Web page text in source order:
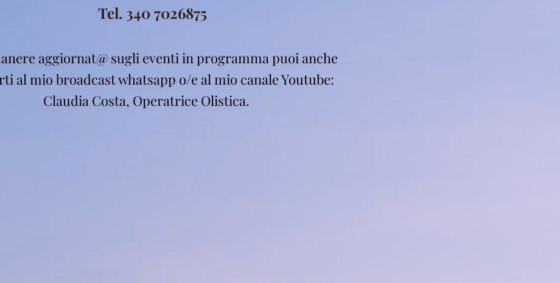
aggiornat@ sugli eventi in programma puoi anche
al mio broadcast whatsapp o/e al mio canale Youtube:
Claudia Costa, Operatrice Olistica.
Tel. 340 7026875